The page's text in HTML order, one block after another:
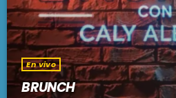
En vivo
BRUNCH